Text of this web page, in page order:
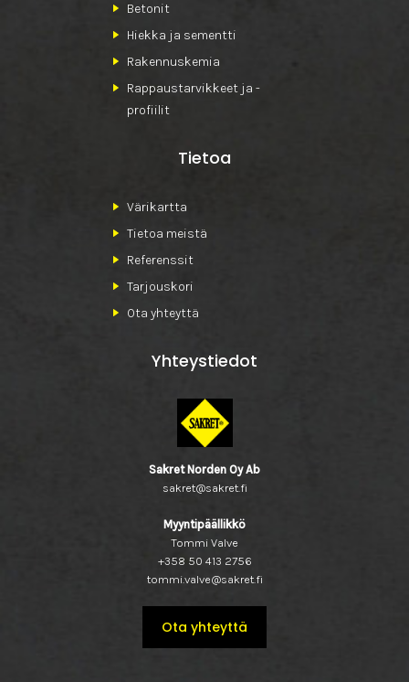
Betonit
Hiekka ja sementti
Rakennuskemia
Rappaustarvikkeet ja -
profiilit
Tietoa
Värikartta
Tietoa meistä
Referenssit
Tarjouskori
Ota yhteyttä
Yhteystiedot
Sakret Norden Oy Ab
sakret@sakret.fi
Myyntipäällikkö
Tommi Valve
+358 50 413 2756
tommi.valve@sakret.fi
Ota yhteyttä